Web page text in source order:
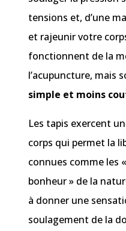
tensions et, d’une
et rajeunir votre
fonctionnent de la
l’acupuncture, mais
simple et moins
Les tapis exercent
corps qui permet la
connues comme les
bonheur » de la
à donner une
soulagement de la